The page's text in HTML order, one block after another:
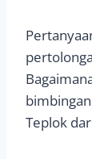
Teplok